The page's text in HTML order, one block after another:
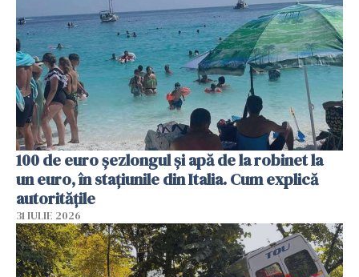
100 de euro șezlongul și apă de la robinet la
un euro, în stațiunile din Italia. Cum explică
autoritățile
31 IULIE 2026